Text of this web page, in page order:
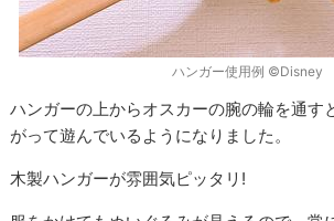
ハンガー使用例 ©Disney
ハンガーの上からオスカーの腕の輪を通す
がって遊んでいるようになりました。
木製ハンガーが雰囲気ピッタリ!